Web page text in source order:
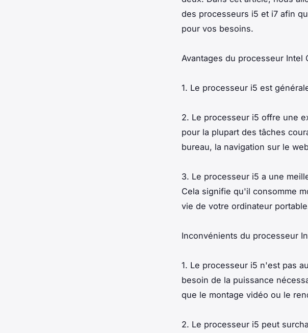
des processeurs i5 et i7 afin
pour vos besoins.
Avantages du processeur Intel
1. Le processeur i5 est
2. Le processeur i5 offre une
pour la plupart des tâches
bureau, la navigation sur le
3. Le processeur i5 a une
Cela signifie qu'il consomme
vie de votre ordinateur
Inconvénients du processeur
1. Le processeur i5 n'est pas
besoin de la puissance
que le montage vidéo ou le
2. Le processeur i5 peut